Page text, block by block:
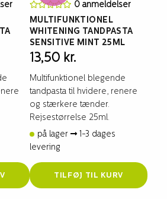
0 anmeldelser
MULTIFUNKTIONEL
WHITENING TANDPASTA
SENSITIVE MINT 25ML
13,50 kr.
Multifunktionel blegende
tandpasta til hvidere, renere
og stærkere tænder.
Rejsestørrelse 25ml.
på lager
1-3 dages
levering
TILFØJ TIL KURV